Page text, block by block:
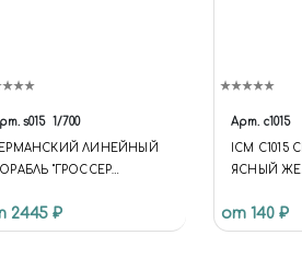
s015 1/700
ЛИНЕЙНЫЙ
"ГРОССЕР
2445 ₽
Арт. c1015
ICM C1015
ЯСНЫЙ
от 140 ₽